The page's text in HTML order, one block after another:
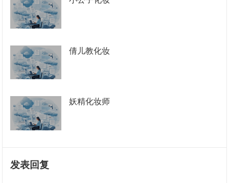
倩儿教化妆
妖精化妆师
发表回复